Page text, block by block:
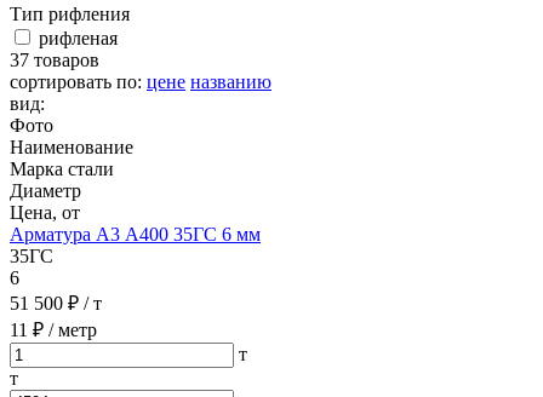
Тип рифления
рифленая
37 товаров
сортировать по: цене названию
вид:
Фото
Наименование
Марка стали
Диаметр
Цена, от
Арматура А3 А400 35ГС 6 мм
35ГС
6
51 500 ₽ / т
11 ₽ / метр
т
т